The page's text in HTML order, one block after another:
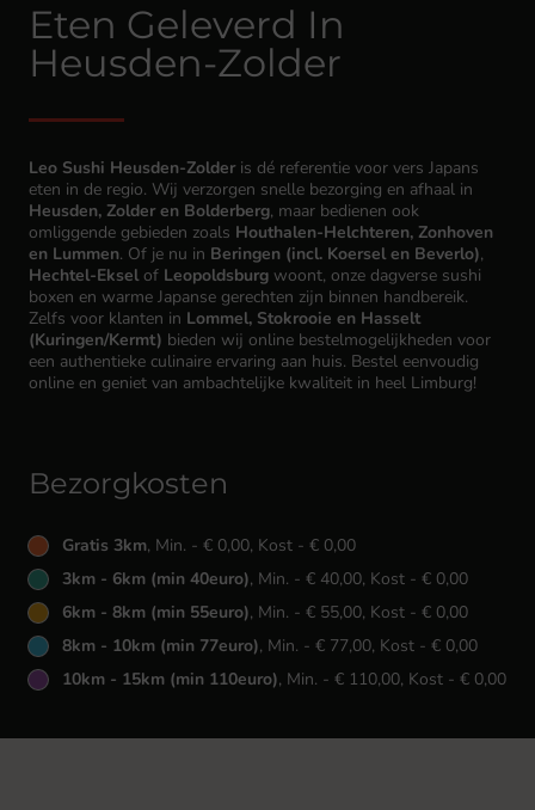
Eten Geleverd In
Heusden-Zolder
Leo Sushi Heusden-Zolder is dé referentie voor vers Japans
eten in de regio. Wij verzorgen snelle bezorging en afhaal in
Heusden, Zolder en Bolderberg, maar bedienen ook
omliggende gebieden zoals Houthalen-Helchteren, Zonhoven
en Lummen. Of je nu in Beringen (incl. Koersel en Beverlo),
Hechtel-Ekselof Leopoldsburg woont, onze dagverse sushi
boxen en warme Japanse gerechten zijn binnen handbereik.
Zelfs voor klanten in Lommel, Stokrooie en Hasselt
(Kuringen/Kermt) bieden wij online bestelmogelijkheden voor
een authentieke culinaire ervaring aan huis. Bestel eenvoudig
online en geniet van ambachtelijke kwaliteit in heel Limburg!
Bezorgkosten
Gratis 3km, Min. - € 0,00, Kost - € 0,00
3km - 6km (min 40euro), Min. - € 40,00, Kost - € 0,00
6km - 8km (min 55euro), Min. - € 55,00, Kost - € 0,00
8km - 10km (min 77euro), Min. - € 77,00, Kost - € 0,00
10km - 15km (min 110euro), Min. - € 110,00, Kost - € 0,00